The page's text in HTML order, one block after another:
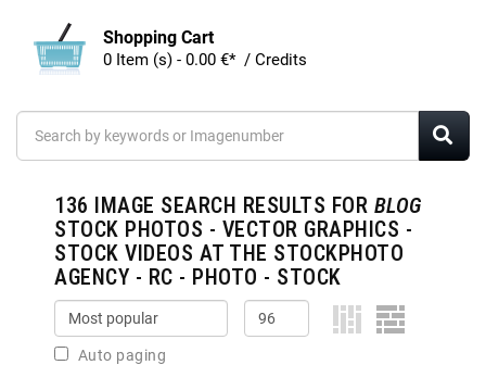
Shopping Cart
0 Item (s) - 0.00 €* / Credits
136 IMAGE SEARCH RESULTS FOR BLOG
STOCK PHOTOS - VECTOR GRAPHICS -
STOCK VIDEOS AT THE STOCKPHOTO
AGENCY - RC - PHOTO - STOCK
Auto paging